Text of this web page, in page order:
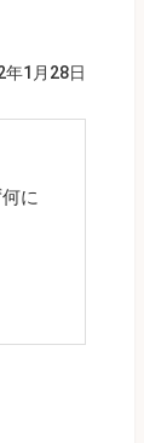
年1月28日
に